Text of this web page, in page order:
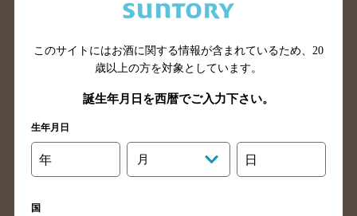
滋賀県のバー検索
和歌山県のバー検索
山口県のバー検索
鳥取県のバー検索
香川県のバー検索
愛媛県のバー検索
高知県のバー検索
長崎県のバー検索
佐賀県のバー検索
大分県のバー検索
熊本県のバー検索
このサイトにはお酒に関する情報が含まれているため、 20
歳以上の方を対象としています。
誕生年月日を西暦でご入力下さい。
生年月日
年 月 日
国